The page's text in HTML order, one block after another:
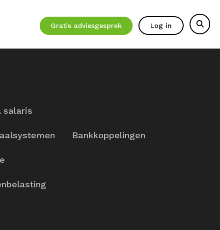
Gratis adviesgesprek Log in
salaris
Bankkoppelingen